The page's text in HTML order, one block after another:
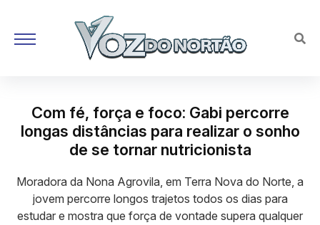
Com fé, força e foco: Gabi percorre
longas distâncias para realizar o sonho
de se tornar nutricionista
Moradora da Nona Agrovila, em Terra Nova do Norte, a
jovem percorre longos trajetos todos os dias para
estudar e mostra que força de vontade supera qualquer